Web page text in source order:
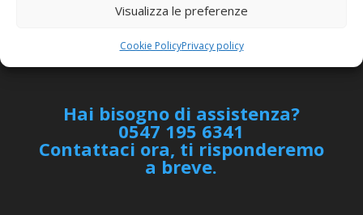
Visualizza le preferenze
Cookie PolicyPrivacy policy
Hai bisogno di assistenza?
0547 195 6341
Contattaci ora, ti risponderemo
a breve.